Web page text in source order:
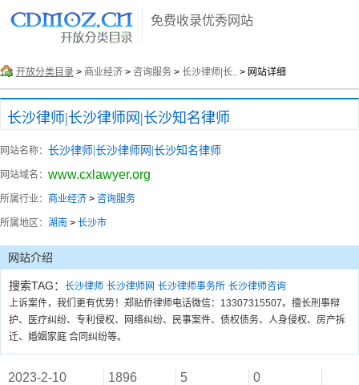
免费收录优秀网站
开放分类目录 > 商业经济 > 咨询服务 > 长沙律师|长.. > 网站详细
长沙律师|长沙律师网|长沙知名律师
网站名称： 长沙律师|长沙律师网|长沙知名律师
网站域名： www.cxlawyer.org
所属行业： 商业经济 > 咨询服务
所属地区： 湖南 > 长沙市
网站介绍
搜索TAG： 长沙律师 长沙律师网 长沙律师事务所 长沙律师咨询
上诉案件，我们更有优势！郑贴侨律师电话微信：13307315507。擅长刑事辩
护、医疗纠纷、专利侵权、网络纠纷、民事案件、债权债务、人身侵权、房产拆
迁、婚姻家庭 合同纠纷等。
2023-2-10 1896 5 0